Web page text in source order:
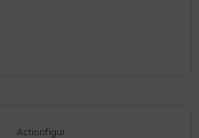
Actionfigur